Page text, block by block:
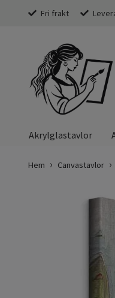
Fri frakt
Akrylglastavlor
Hem Canvastavlor